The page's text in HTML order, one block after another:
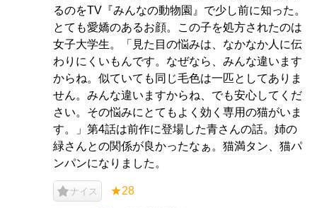
るのをTV『みんなの動物園』で少し前に知った。
とても愛嬌のあるお顔。この子を処方されたのは
女子大学生。「見た目の悩みは、なかなか人に伝
わりにくいもんです。なぜなら、みんな違います
からね。似ていても同じ毛色は一匹としてありま
せん。みんな違いますからね、でも安心してくだ
さい。その悩みにとてもよく効く専用の猫がいま
す。」第4話は前作に登場した青さんの話。姉の
緑さんとの関係が良かったなぁ。猫満タン、猫パ
ンパンになりました。
ナイス ★28